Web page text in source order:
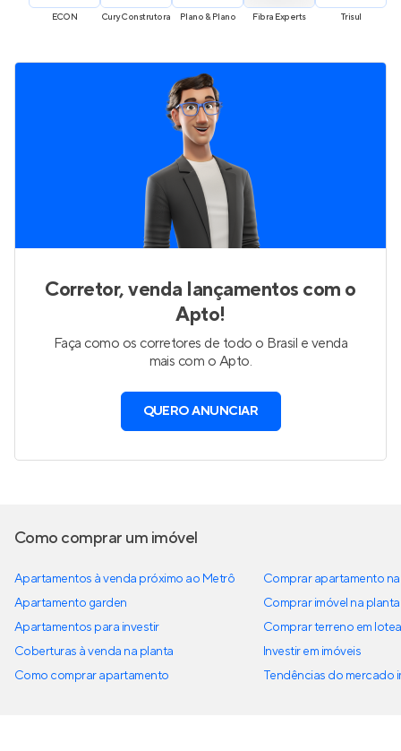
ECON Cury Construtora Plano & Plano Fibra Experts Trisul
Corretor, venda lançamentos com o
Apto!
Faça como os corretores de todo o Brasil e venda
mais com o Apto.
QUERO ANUNCIAR
Como comprar um imóvel
Apartamentos à venda próximo ao Metrô
Apartamento garden
Apartamentos para investir
Coberturas à venda na planta
Como comprar apartamento
Comprar apartamento
Comprar imóvel na planta
Comprar terreno em
Investir em imóveis
Tendências do mercado